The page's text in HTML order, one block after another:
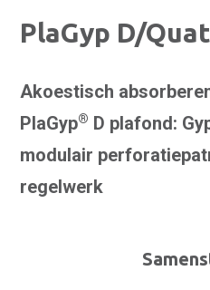
PlaGyp D/
Akoestisch
PlaGyp® D plafond:
modulair
regelwerk